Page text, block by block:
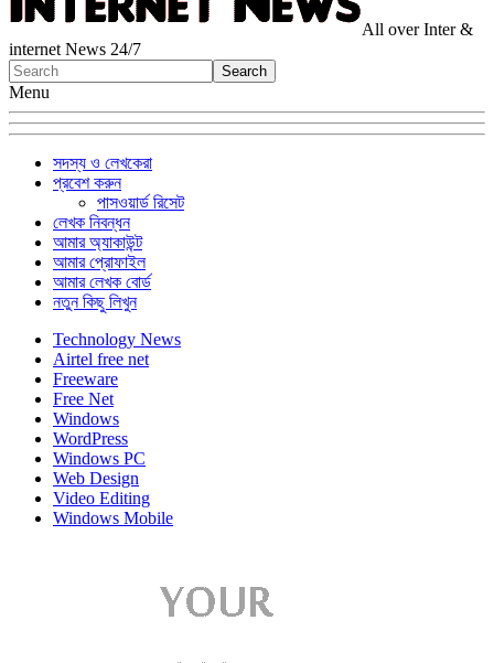
All over Inter &
internet News 24/7
Menu
সদস্য ও লেখকেরা
প্রবেশ করুন
পাসওয়ার্ড রিসেট
লেখক নিবন্ধন
আমার অ্যাকাউন্ট
আমার প্রোফাইল
আমার লেখক বোর্ড
নতুন কিছু লিখুন
Technology News
Airtel free net
Freeware
Free Net
Windows
WordPress
Windows PC
Web Design
Video Editing
Windows Mobile